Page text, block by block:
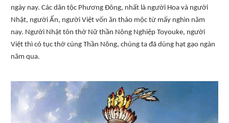
ngày nay. Các dân tộc Phương Đông, nhất là người Hoa và người
Nhật, người Ấn, người Việt vốn ăn thảo mộc từ mấy nghìn năm
nay. Người Nhật tôn thờ Nữ thần Nông Nghiệp Toyouke, người
Việt thì có tục thờ cúng Thần Nông, chúng ta đã dùng hạt gạo ngàn
năm qua.